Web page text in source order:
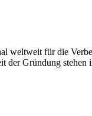
weltweit für die
Gründung stehen